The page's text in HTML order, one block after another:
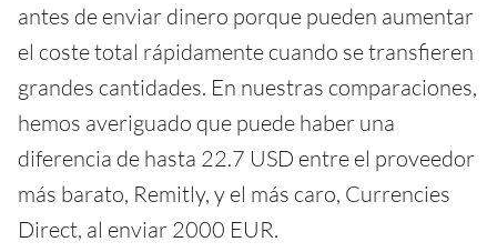
antes de enviar dinero porque pueden aumentar
el coste total rápidamente cuando se transfieren
grandes cantidades. En nuestras comparaciones,
hemos averiguado que puede haber una
diferencia de hasta 22.7 USD entre el proveedor
más barato, Remitly, y el más caro, Currencies
Direct, al enviar 2000 EUR.